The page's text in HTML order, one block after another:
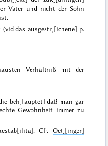
Vater und nicht der Sohn
.
das ausgestr˖[ichene] p.
Verhältniß mit der
beh˖[auptet] daß man gar
Gewohnheit immer zu
Cfr. Oet˖[inger]